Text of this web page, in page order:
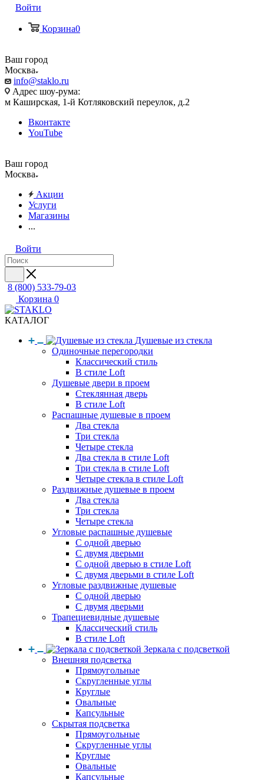
Войти
Корзина0
Ваш город
Москва
info@staklo.ru
Адрес шоу-рума:
м Каширская, 1-й Котляковский переулок, д.2
Вконтакте
YouTube
Ваш город
Москва
Акции
Услуги
Магазины
...
Войти
8 (800) 533-79-03
Корзина 0
КАТАЛОГ
Душевые из стекла
Одиночные перегородки
Классический стиль
В стиле Loft
Душевые двери в проем
Стеклянная дверь
В стиле Loft
Распашные душевые в проем
Два стекла
Три стекла
Четыре стекла
Два стекла в стиле Loft
Три стекла в стиле Loft
Четыре стекла в стиле Loft
Раздвижные душевые в проем
Два стекла
Три стекла
Четыре стекла
Угловые распашные душевые
С одной дверью
С двумя дверьми
С одной дверью в стиле Loft
С двумя дверьми в стиле Loft
Угловые раздвижные душевые
С одной дверью
С двумя дверьми
Трапециевидные душевые
Классический стиль
В стиле Loft
Зеркала с подсветкой
Внешняя подсветка
Прямоугольные
Скругленные углы
Круглые
Овальные
Капсульные
Скрытая подсветка
Прямоугольные
Скругленные углы
Круглые
Овальные
Капсульные